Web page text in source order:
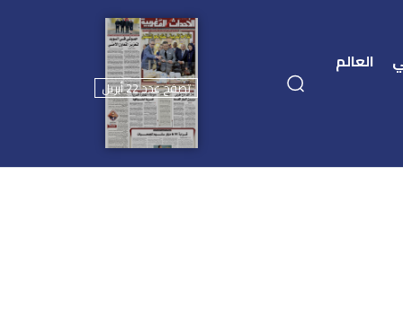
العالم
تصفح عدد 22 أبريل